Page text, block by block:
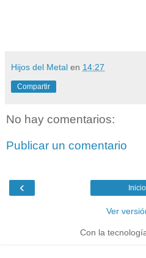
Hijos del Metal en 14:27
Compartir
No hay comentarios:
Publicar un comentario
‹ Inicio
Ver
Con la